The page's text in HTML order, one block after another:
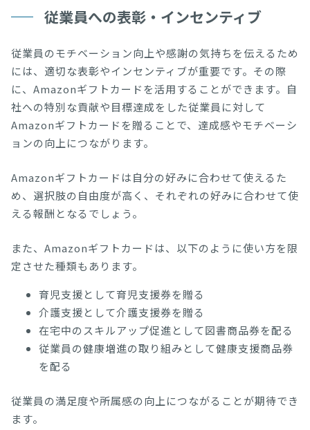
従業員への表彰・インセンティブ
従業員のモチベーション向上や感謝の気持ちを伝えるため
には、適切な表彰やインセンティブが重要です。その際
に、Amazonギフトカードを活用することができます。自
社への特別な貢献や目標達成をした従業員に対して
Amazonギフトカードを贈ることで、達成感やモチベーシ
ョンの向上につながります。
Amazonギフトカードは自分の好みに合わせて使えるた
め、選択肢の自由度が高く、それぞれの好みに合わせて使
える報酬となるでしょう。
また、Amazonギフトカードは、以下のように使い方を限
定させた種類もあります。
育児支援として育児支援券を贈る
介護支援として介護支援券を贈る
在宅中のスキルアップ促進として図書商品券を配る
従業員の健康増進の取り組みとして健康支援商品券
を配る
従業員の満足度や所属感の向上につながることが期待でき
ます。